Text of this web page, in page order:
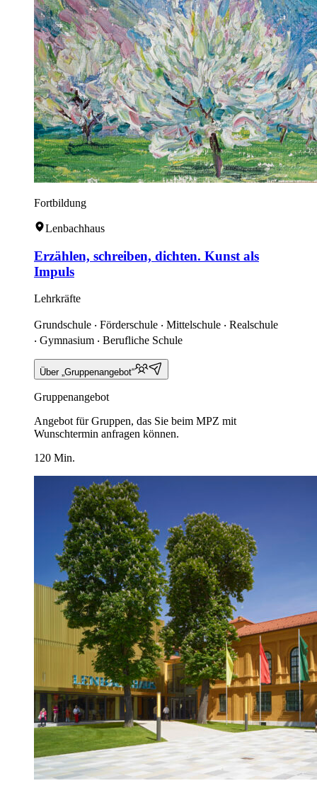
Fortbildung
Lenbachhaus
Erzählen, schreiben, dichten. Kunst als
Impuls
Lehrkräfte
Grundschule ‧ Förderschule ‧ Mittelschule ‧ Realschule
‧ Gymnasium ‧ Berufliche Schule
Über „Gruppenangebot“
Gruppenangebot
Angebot für Gruppen, das Sie beim MPZ mit
Wunschtermin anfragen können.
120 Min.